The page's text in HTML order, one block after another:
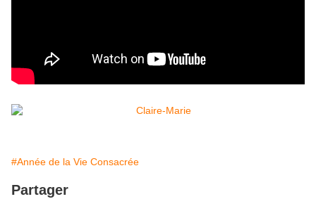
#Année de la Vie Consacrée
Partager